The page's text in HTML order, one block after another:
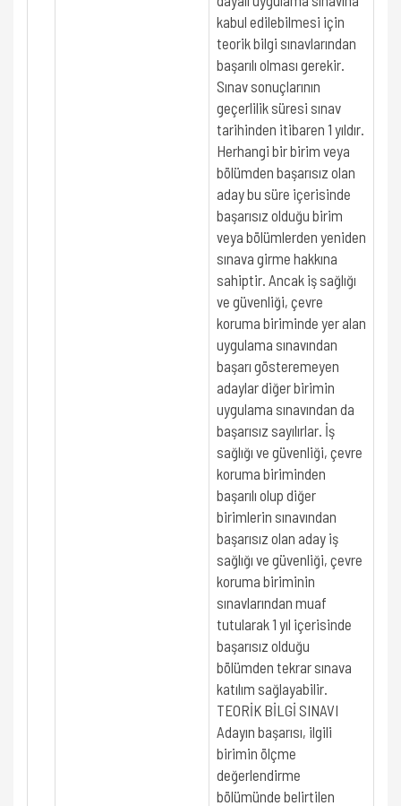
kabul edilebilmesi için
teorik bilgi sınavlarından
başarılı olması gerekir.
Sınav sonuçlarının
geçerlilik süresi sınav
tarihinden itibaren 1 yıldır.
Herhangi bir birim veya
bölümden başarısız olan
aday bu süre içerisinde
başarısız olduğu birim
veya bölümlerden yeniden
sınava girme hakkına
sahiptir. Ancak iş sağlığı
ve güvenliği, çevre
koruma biriminde yer alan
uygulama sınavından
başarı gösteremeyen
adaylar diğer birimin
uygulama sınavından da
başarısız sayılırlar. İş
sağlığı ve güvenliği, çevre
koruma biriminden
başarılı olup diğer
birimlerin sınavından
başarısız olan aday iş
sağlığı ve güvenliği, çevre
koruma biriminin
sınavlarından muaf
tutularak 1 yıl içerisinde
başarısız olduğu
bölümden tekrar sınava
katılım sağlayabilir.
TEORİK BİLGİ SINAVI
Adayın başarısı, ilgili
birimin ölçme
değerlendirme
bölümünde belirtilen